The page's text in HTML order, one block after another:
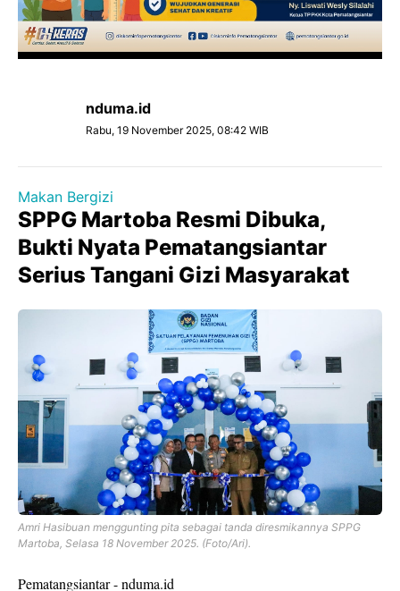
nduma.id
Rabu, 19 November 2025, 08:42 WIB
Makan Bergizi
SPPG Martoba Resmi Dibuka,
Bukti Nyata Pematangsiantar
Serius Tangani Gizi Masyarakat
Amri Hasibuan menggunting pita sebagai tanda diresmikannya SPPG
Martoba, Selasa 18 November 2025. (Foto/Ari).
Pematangsiantar - nduma.id